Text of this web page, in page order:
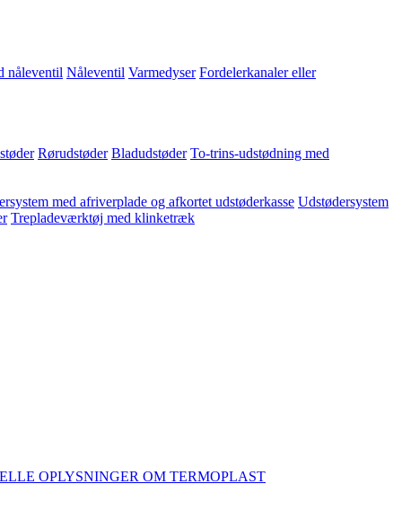
nåleventil Nåleventil Varmedyser Fordelerkanaler eller
Rørudstøder Bladudstøder To-trins-udstødning med
med afriverplade og afkortet udstøderkasse Udstødersystem
Trepladeværktøj med klinketræk
OPLYSNINGER OM TERMOPLAST